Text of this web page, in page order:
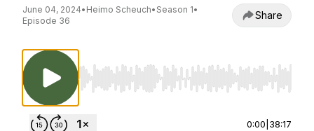
June 04, 2024• Heimo Scheuch• Season 1•
Episode 36
Share
Use Left/Right to seek, Home/End to jump
0:00 38:17